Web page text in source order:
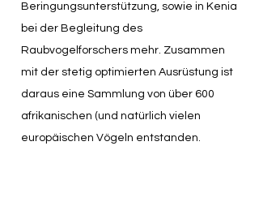
Beringungsunterstützung, sowie in Kenia
bei der Begleitung des
Raubvogelforschers mehr. Zusammen
mit der stetig optimierten Ausrüstung ist
daraus eine Sammlung von über 600
afrikanischen (und natürlich vielen
europäischen Vögeln entstanden.